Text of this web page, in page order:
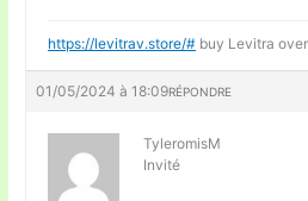
https://levitrav.store/# buy Levitra
01/05/2024 à 18:09RÉPONDRE
TyleromisM
Invité